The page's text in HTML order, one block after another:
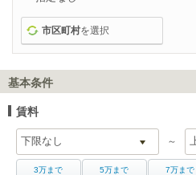
市区町村を選択
基本条件
賃料
～
3万まで 5万まで 7万まで